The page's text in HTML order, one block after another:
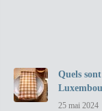
Quels
25 mai 2024